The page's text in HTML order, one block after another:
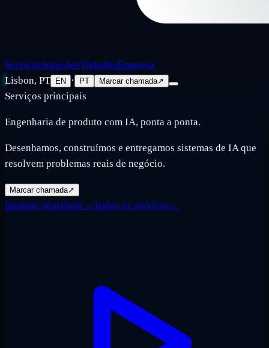
ServiçosSoluçõesTrabalhoEmpresa
Lisbon, PT
EN · PT Marcar chamada↗
Serviços principais
Engenharia de produto com IA, ponta a ponta.
Desenhamos, construímos e entregamos sistemas de IA que
resolvem problemas reais de negócio.
Marcar chamada↗
Equipas nearshore →Todos os serviços →